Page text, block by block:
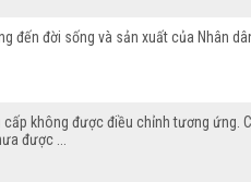
đến đời sống và sản xuất của Nhân
không được điều chỉnh tương ứng.
được ...